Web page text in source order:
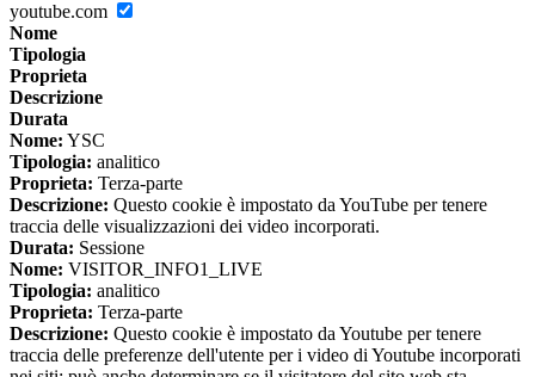
youtube.com
Nome
Tipologia
Proprieta
Descrizione
Durata
Nome: YSC
Tipologia: analitico
Proprieta: Terza-parte
Descrizione: Questo cookie è impostato da YouTube per tenere
traccia delle visualizzazioni dei video incorporati.
Durata: Sessione
Nome: VISITOR_INFO1_LIVE
Tipologia: analitico
Proprieta: Terza-parte
Descrizione: Questo cookie è impostato da Youtube per tenere
traccia delle preferenze dell'utente per i video di Youtube incorporati